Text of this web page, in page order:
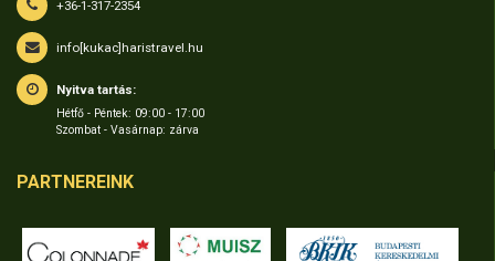
+36-1-317-2354
info[kukac]haristravel.hu
Nyitva tartás:
Hétfő - Péntek: 09:00 - 17:00
Szombat - Vasárnap: zárva
PARTNEREINK